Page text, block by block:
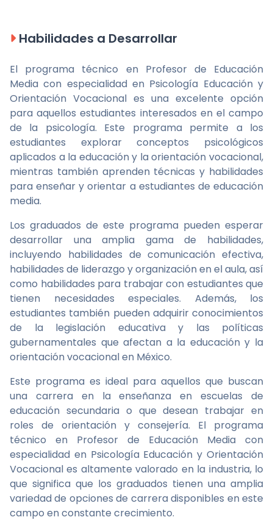
Habilidades a Desarrollar
El programa técnico en Profesor de Educación
Media con especialidad en Psicología Educación y
Orientación Vocacional es una excelente opción
para aquellos estudiantes interesados en el campo
de la psicología. Este programa permite a los
estudiantes explorar conceptos psicológicos
aplicados a la educación y la orientación vocacional,
mientras también aprenden técnicas y habilidades
para enseñar y orientar a estudiantes de educación
media.
Los graduados de este programa pueden esperar
desarrollar una amplia gama de habilidades,
incluyendo habilidades de comunicación efectiva,
habilidades de liderazgo y organización en el aula, así
como habilidades para trabajar con estudiantes que
tienen necesidades especiales. Además, los
estudiantes también pueden adquirir conocimientos
de la legislación educativa y las políticas
gubernamentales que afectan a la educación y la
orientación vocacional en México.
Este programa es ideal para aquellos que buscan
una carrera en la enseñanza en escuelas de
educación secundaria o que desean trabajar en
roles de orientación y consejería. El programa
técnico en Profesor de Educación Media con
especialidad en Psicología Educación y Orientación
Vocacional es altamente valorado en la industria, lo
que significa que los graduados tienen una amplia
variedad de opciones de carrera disponibles en este
campo en constante crecimiento.